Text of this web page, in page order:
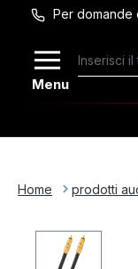
Passa alPer domande
Menu
Home prodotti